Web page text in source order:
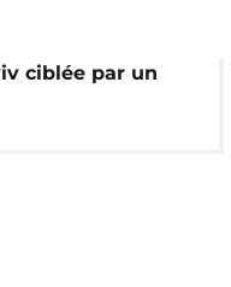
ciblée par un